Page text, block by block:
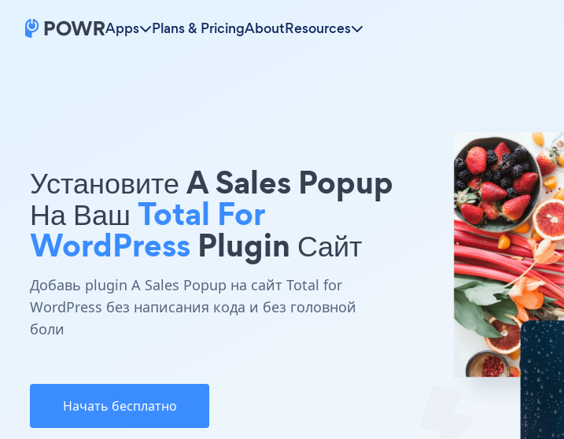
Apps Plans & PricingAboutResources
Установите A Sales Popup
На ВашTotal For
WordPress Plugin Сайт
Добавь plugin A Sales Popup на сайт Total for
WordPress без написания кода и без головной
боли
Начать бесплатно